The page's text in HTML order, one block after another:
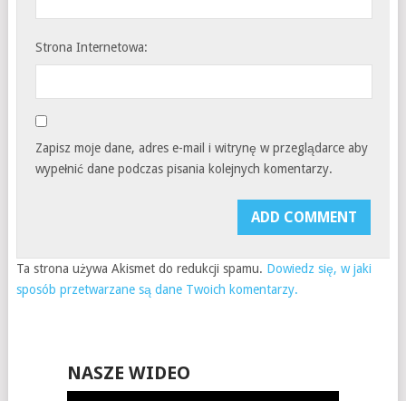
Strona Internetowa:
Zapisz moje dane, adres e-mail i witrynę w przeglądarce aby
wypełnić dane podczas pisania kolejnych komentarzy.
Ta strona używa Akismet do redukcji spamu. Dowiedz się, w jaki
sposób przetwarzane są dane Twoich komentarzy.
NASZE WIDEO